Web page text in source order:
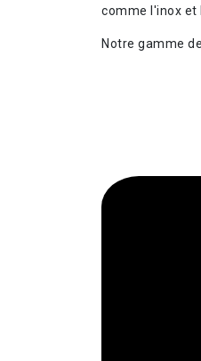
comme l'inox et
Notre gamme